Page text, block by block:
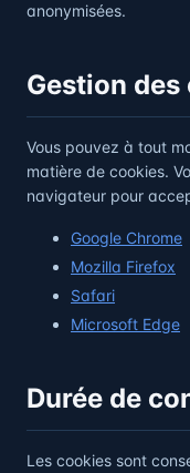
anonymisées.
Gestion
Vous pouvez à tout
matière de cookies.
navigateur pour
Google Chrome
Mozilla Firefox
Safari
Microsoft Edge
Durée de
Les cookies sont